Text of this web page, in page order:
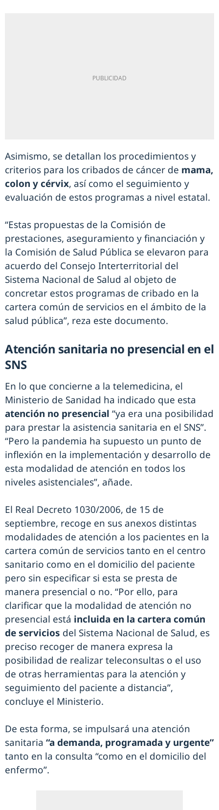
Asimismo, se detallan los procedimientos y
criterios para los cribados de cáncer de mama,
colon y cérvix, así como el seguimiento y
evaluación de estos programas a nivel estatal.
“Estas propuestas de la Comisión de
prestaciones, aseguramiento y financiación y
la Comisión de Salud Pública se elevaron para
acuerdo del Consejo Interterritorial del
Sistema Nacional de Salud al objeto de
concretar estos programas de cribado en la
cartera común de servicios en el ámbito de la
salud pública”, reza este documento.
Atención sanitaria no presencial en el
SNS
En lo que concierne a la telemedicina, el
Ministerio de Sanidad ha indicado que esta
atención no presencial “ya era una posibilidad
para prestar la asistencia sanitaria en el SNS”.
“Pero la pandemia ha supuesto un punto de
inflexión en la implementación y desarrollo de
esta modalidad de atención en todos los
niveles asistenciales”, añade.
El Real Decreto 1030/2006, de 15 de
septiembre, recoge en sus anexos distintas
modalidades de atención a los pacientes en la
cartera común de servicios tanto en el centro
sanitario como en el domicilio del paciente
pero sin especificar si esta se presta de
manera presencial o no. “Por ello, para
clarificar que la modalidad de atención no
presencial está incluida en la cartera común
de servicios del Sistema Nacional de Salud, es
preciso recoger de manera expresa la
posibilidad de realizar teleconsultas o el uso
de otras herramientas para la atención y
seguimiento del paciente a distancia”,
concluye el Ministerio.
De esta forma, se impulsará una atención
sanitaria “a demanda, programada y urgente”
tanto en la consulta “como en el domicilio del
enfermo”.